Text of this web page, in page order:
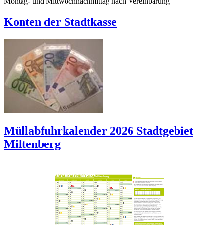
Konten der Stadtkasse
Müllabfuhrkalender 2026 Stadtgebiet
Miltenberg